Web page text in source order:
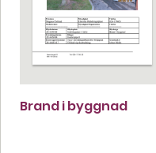
Brand i byggnad